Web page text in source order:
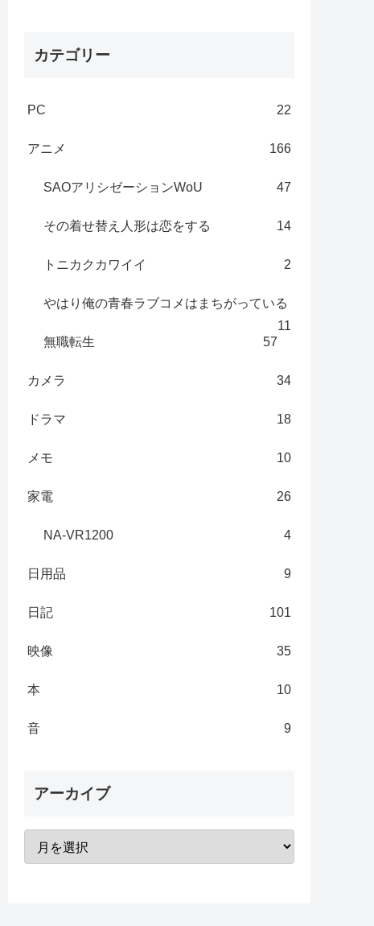
カテゴリー
PC 22
アニメ 166
SAOアリシゼーションWoU 47
その着せ替え人形は恋をする 14
トニカクカワイイ 2
やはり俺の青春ラブコメはまちがっている
11
無職転生
57
カメラ 34
ドラマ 18
メモ 10
家電 26
NA-VR1200 4
日用品 9
日記 101
映像 35
本 10
音 9
アーカイブ